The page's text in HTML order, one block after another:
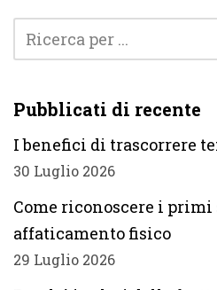
Pubblicati di recente
I benefici di trascorrere
30 Luglio 2026
Come riconoscere i
affaticamento fisico
29 Luglio 2026